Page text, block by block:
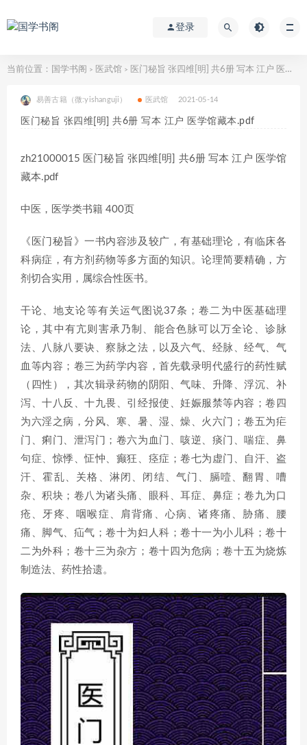
登录
当前位置： 国学书阁 > 医武馆 > 医门秘旨 张四维[明] 共6册 写本 江户 医学馆藏本.pdf
易善古籍（微:yishanguji） 医武馆 2021-05-14
医门秘旨 张四维[明] 共6册 写本 江户 医学馆藏本.pdf
zh21000015 医门秘旨 张四维[明] 共6册 写本 江户 医学馆
藏本.pdf
中医，医学类书籍 400页
《医门秘旨》一书内容涉及较广，有基础理论，有临床各
科病症，有方剂药物等多方面的知识。论理简要精确，方
剂切合实用，属综合性医书。
干论、地支论等有关运气图说37条；卷二为中医基础理
论，其中有亢则害承乃制、能合色脉可以万全论、诊脉
法、八脉八要诀、察脉之法，以及六气、经脉、经气、气
血等内容；卷三为药学内容，首先载录明代盛行的药性赋
（四性），其次辑录药物的阴阳、气味、升降、浮沉、补
泻、十八反、十九畏、引经报使、妊娠服禁等内容；卷四
为六淫之病，分风、寒、暑、湿、燥、火六门；卷五为疟
门、痢门、泄泻门；卷六为血门、咳逆、痰门、喘症、鼻
句症、惊悸、怔忡、癫狂、痉症；卷七为虚门、自汗、盗
汗、霍乱、关格、淋闭、闭结、气门、膈噎、翻胃、嘈
杂、积块；卷八为诸头痛、眼科、耳症、鼻症；卷九为口
疮、牙疼、咽喉症、肩背痛、心病、诸疼痛、胁痛、腰
痛、脚气、疝气；卷十为妇人科；卷十一为小儿科；卷十
二为外科；卷十三为杂方；卷十四为危病；卷十五为烧炼
制造法、药性拾遗。